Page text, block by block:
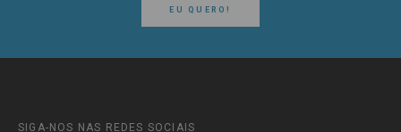
EU QUERO!
SIGA-NOS NAS REDES SOCIAIS